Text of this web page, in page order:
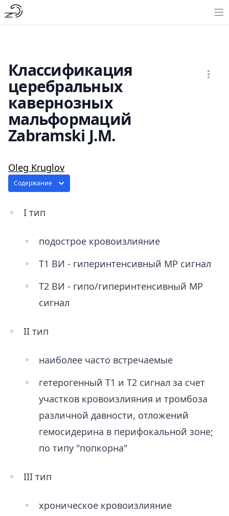
Классификация
церебральных
кавернозных
мальформаций
Zabramski J.M.
Oleg Kruglov
Содержание
I тип
подострое кровоизлияние
Т1 ВИ - гиперинтенсивный МР сигнал
Т2 ВИ - гипо/гиперинтенсивный МР
сигнал
II тип
наиболее часто встречаемые
гетерогенный Т1 и Т2 сигнал за счет
участков кровоизлияния и тромбоза
различной давности, отложений
гемосидерина в перифокальной зоне;
по типу "попкорна"
III тип
хроническое кровоизлияние